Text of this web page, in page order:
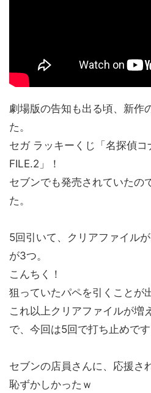
劇場版の告知も出る頃、新作
た。
セガ ラッキーくじ「名探偵コ
FILE.2」！
セブンでも発売されていたの
た。
5回引いて、クリアファイル
が3つ。
こんちく！
狙っていたパペを引くことが
これ以上クリアファイルが増
で、今回は5回で打ち止めです
セブンの店員さんに、応援さ
恥ずかしかったｗ